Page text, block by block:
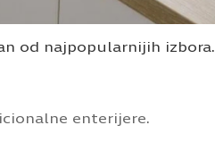
od najpopularnijih izbora.
enterijere.